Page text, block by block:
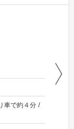
車で約４分 /